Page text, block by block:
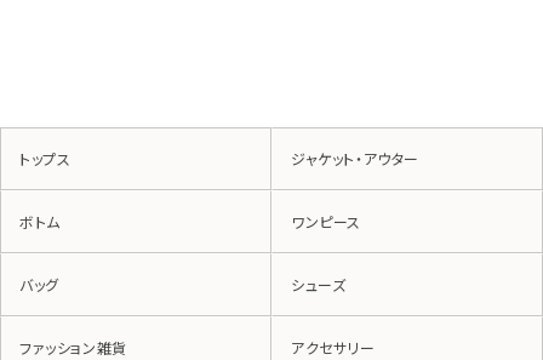
トップス ジャケット・アウター
ボトム ワンピース
バッグ シューズ
ファッション雑貨 アクセサリー